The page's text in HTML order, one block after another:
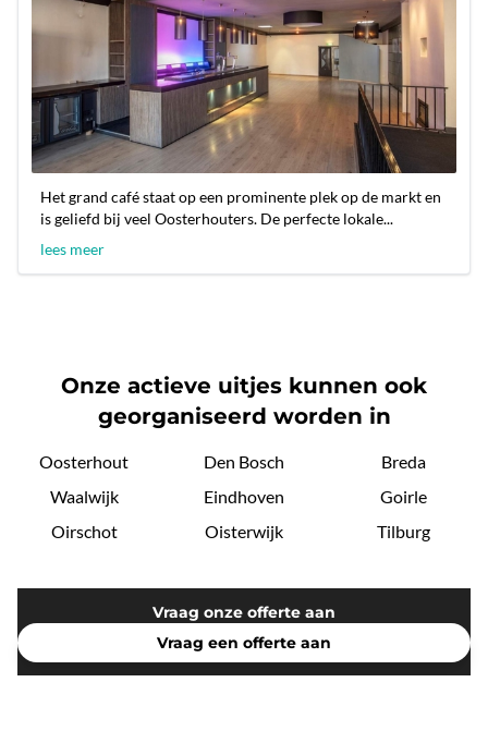
Het grand café staat op een prominente plek op de markt en
is geliefd bij veel Oosterhouters. De perfecte lokale...
lees meer
Onze actieve uitjes kunnen ook
georganiseerd worden in
Oosterhout Den Bosch
Breda
Waalwijk
Eindhoven
Goirle
Oirschot
Oisterwijk Tilburg
Vraag onze offerte aan
Vraag een offerte aan